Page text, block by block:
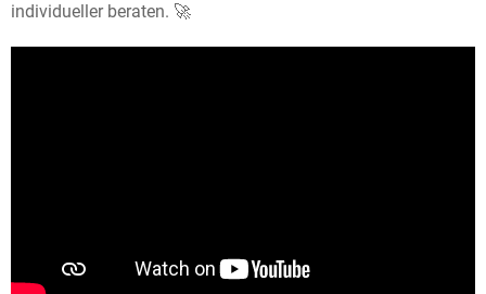
individueller beraten. 🚀